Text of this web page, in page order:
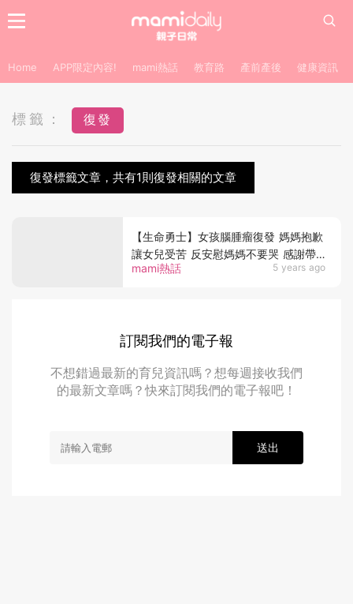
Home APP限定內容! mami熱話 教育路 產前產後 健康資訊
標籤： 復發
復發標籤文章，共有1則復發相關的文章
mami熱話 5 years ago
【生命勇士】女孩腦腫瘤復發 媽媽抱歉
讓女兒受苦 反安慰媽媽不要哭 感謝帶
她來到世上
訂閱我們的電子報
不想錯過最新的育兒資訊嗎？想每週接收我們
的最新文章嗎？快來訂閱我們的電子報吧！
送出